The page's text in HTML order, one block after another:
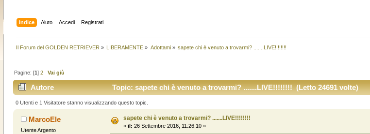
Indice Aiuto Accedi Registrati
Il Forum del GOLDEN RETRIEVER » LIBERAMENTE » Adottami» sapete chi è venuto a trovarmi? .......LIVE!!!!!!!!
Pagine: [1] 2 Vai giù
Autore Topic: sapete chi è venuto a trovarmi? .......LIVE!!!!!!!! (Letto 24691 volte)
0 Utenti e 1 Visitatore stanno visualizzando questo topic.
MarcoEle
Utente Argento
sapete chi è venuto a trovarmi? .......LIVE!!!!!!!!
« il: 26 Settembre 2016, 11:26:10 »